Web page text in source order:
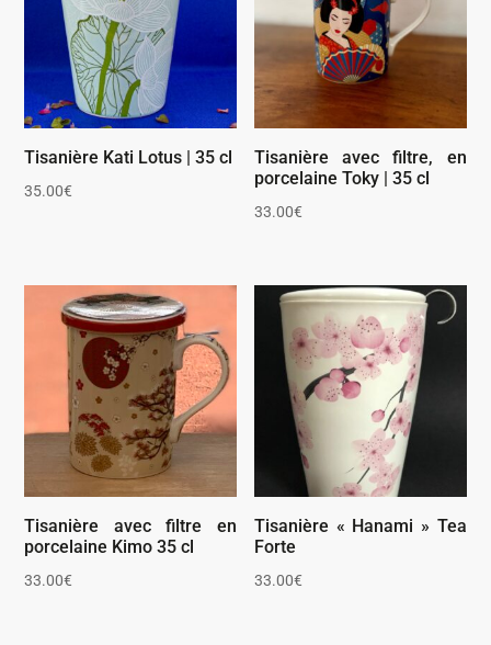
Tisanière Kati Lotus | 35 cl
35.00€
Tisanière avec filtre, en
porcelaine Toky | 35 cl
33.00€
Tisanière avec filtre en
porcelaine Kimo 35 cl
33.00€
Tisanière « Hanami » Tea
Forte
33.00€